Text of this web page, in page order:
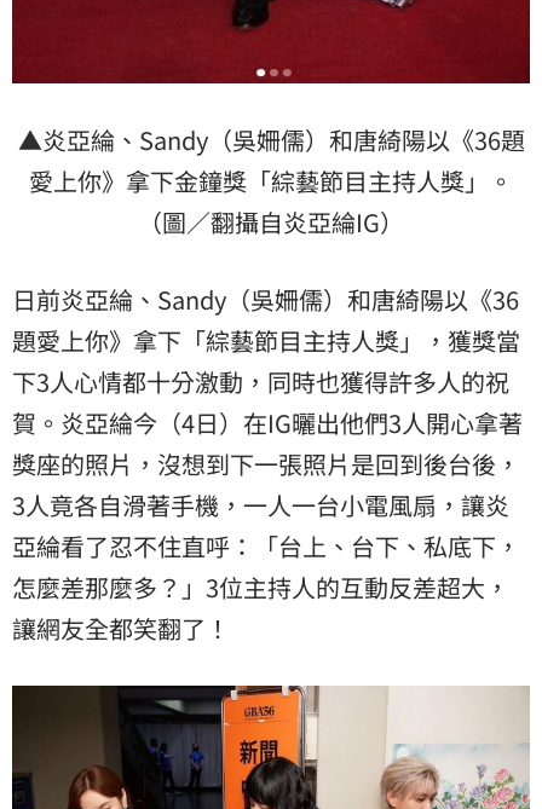
▲炎亞綸、Sandy（吳姍儒）和唐綺陽以《36題
愛上你》拿下金鐘獎「綜藝節目主持人獎」。
（圖／翻攝自炎亞綸IG）
日前炎亞綸、Sandy（吳姍儒）和唐綺陽以《36
題愛上你》拿下「綜藝節目主持人獎」，獲獎當
下3人心情都十分激動，同時也獲得許多人的祝
賀。炎亞綸今（4日）在IG曬出他們3人開心拿著
獎座的照片，沒想到下一張照片是回到後台後，
3人竟各自滑著手機，一人一台小電風扇，讓炎
亞綸看了忍不住直呼：「台上、台下、私底下，
怎麼差那麼多？」3位主持人的互動反差超大，
讓網友全都笑翻了！